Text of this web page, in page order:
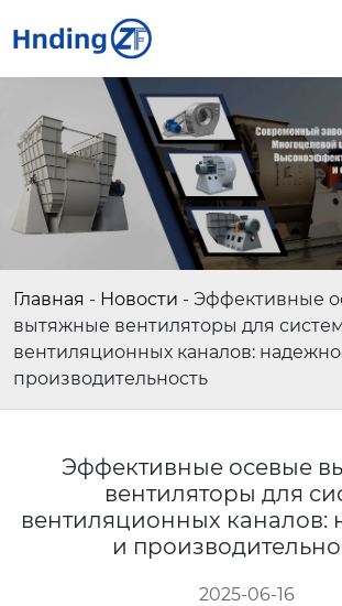
Главная - Новости - Эффективные
вытяжные вентиляторы для систем
вентиляционных каналов:
производительность
Эффективные осевые
вентиляторы для
вентиляционных каналов:
и
2025-06-16